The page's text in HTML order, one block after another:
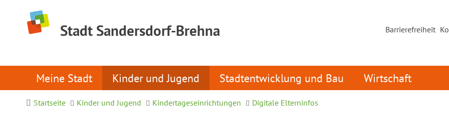
Stadt Sandersdorf-Brehna Barrierefreiheit
Meine Stadt Kinder und Jugend Stadtentwicklung und Bau Wirtschaft
Startseite Kinder und Jugend Kindertageseinrichtungen Digitale Elterninfos